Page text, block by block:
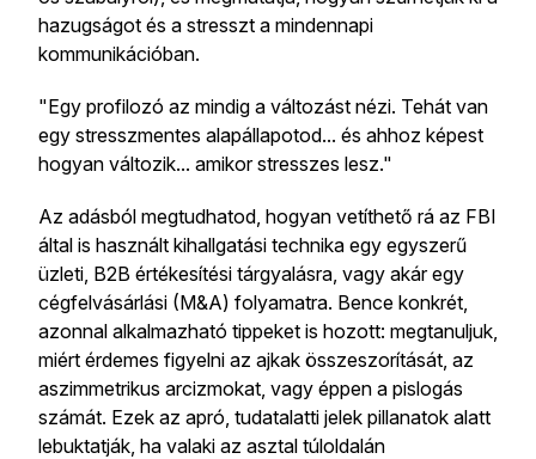
hazugságot és a stresszt a mindennapi
kommunikációban.
"Egy profilozó az mindig a változást nézi. Tehát van
egy stresszmentes alapállapotod... és ahhoz képest
hogyan változik... amikor stresszes lesz."
Az adásból megtudhatod, hogyan vetíthető rá az FBI
által is használt kihallgatási technika egy egyszerű
üzleti, B2B értékesítési tárgyalásra, vagy akár egy
cégfelvásárlási (M&A) folyamatra. Bence konkrét,
azonnal alkalmazható tippeket is hozott: megtanuljuk,
miért érdemes figyelni az ajkak összeszorítását, az
aszimmetrikus arcizmokat, vagy éppen a pislogás
számát. Ezek az apró, tudatalatti jelek pillanatok alatt
lebuktatják, ha valaki az asztal túloldalán